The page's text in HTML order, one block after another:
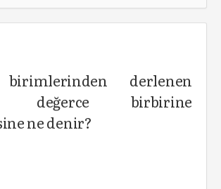
birimlerinden derlenen
değerce birbirine
ne denir?